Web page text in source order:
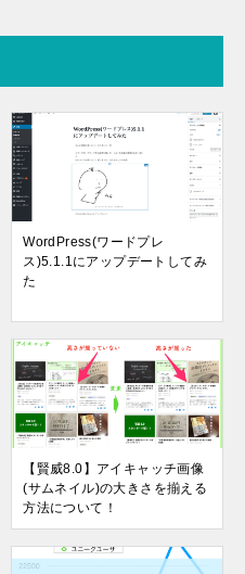
WordPress(ワードプレ
ス)5.1.1にアップデートしてみ
た
【賢威8.0】アイキャッチ画像
(サムネイル)の大きさを揃える
方法について！